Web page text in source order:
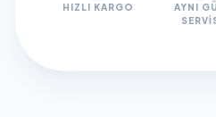
HIZLI KARGO
AYNI